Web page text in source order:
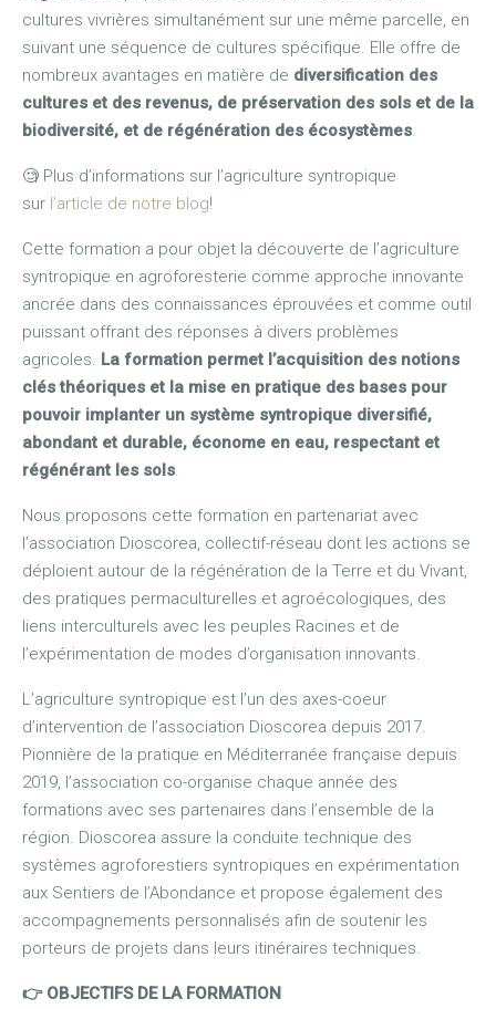
cultures vivrières simultanément sur une même parcelle, en
suivant une séquence de cultures spécifique. Elle offre de
nombreux avantages en matière de diversification des
cultures et des revenus, de préservation des sols et de la
biodiversité, et de régénération des écosystèmes
🧐 Plus d’informations sur l’agriculture syntropique
sur l’article de notre blog!
Cette formation a pour objet la découverte de l’agriculture
syntropique en agroforesterie comme approche innovante
ancrée dans des connaissances éprouvées et comme outil
puissant offrant des réponses à divers problèmes
agricoles. La formation permet l’acquisition des notions
clés théoriques et la mise en pratique des bases pour
pouvoir implanter un système syntropique diversifié,
abondant et durable, économe en eau, respectant et
régénérant les sols
Nous proposons cette formation en partenariat avec
l’association Dioscorea, collectif-réseau dont les actions se
déploient autour de la régénération de la Terre et du Vivant,
des pratiques permaculturelles et agroécologiques, des
liens interculturels avec les peuples Racines et de
l’expérimentation de modes d’organisation innovants.
L’agriculture syntropique est l’un des axes-coeur
d’intervention de l’association Dioscorea depuis 2017.
Pionnière de la pratique en Méditerranée française depuis
2019, l’association co-organise chaque année des
formations avec ses partenaires dans l’ensemble de la
région. Dioscorea assure la conduite technique des
systèmes agroforestiers syntropiques en expérimentation
aux Sentiers de l’Abondance et propose également des
accompagnements personnalisés afin de soutenir les
porteurs de projets dans leurs itinéraires techniques.
👉 OBJECTIFS DE LA FORMATION